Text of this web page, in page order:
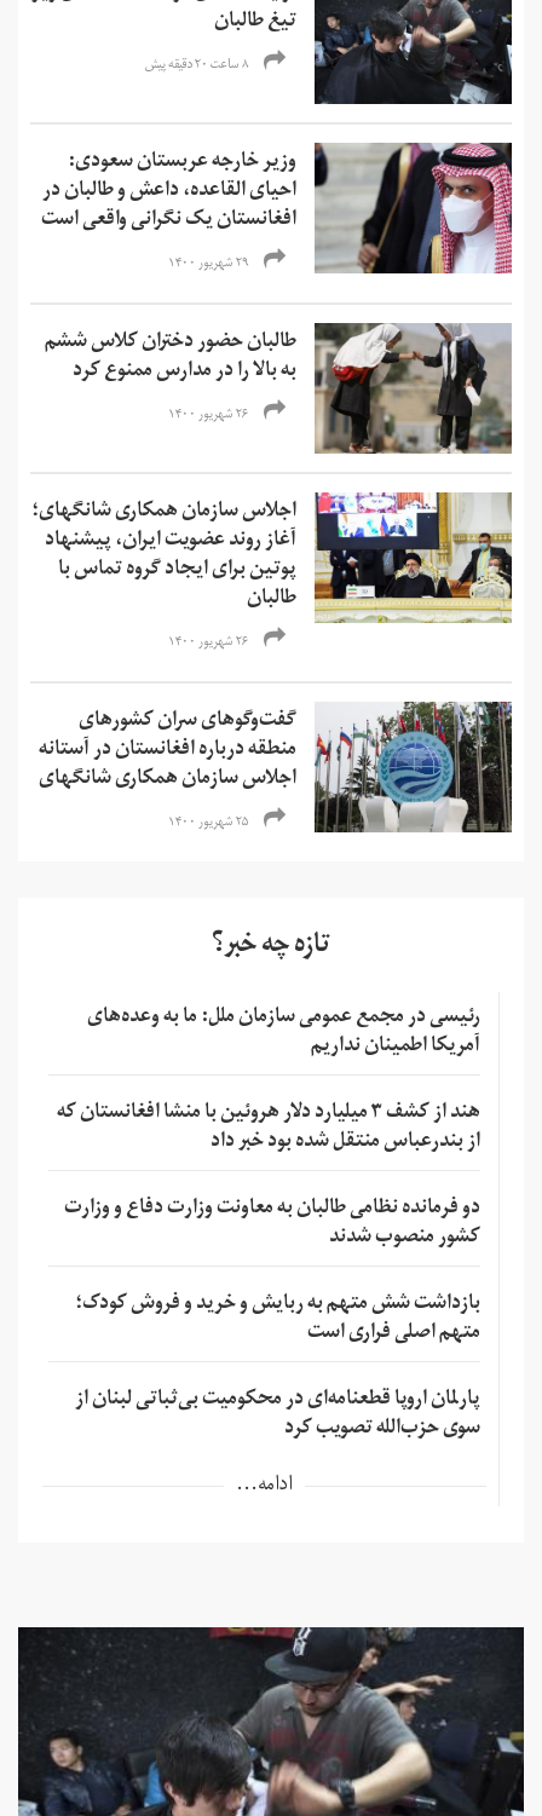
تیغ طالبان
۸ ساعت ۲۰ دقیقه پیش
وزیر خارجه عربستان سعودی:
احیای القاعده،‌ داعش و طالبان در
افغانستان یک نگرانی واقعی است
۲۹ شهریور ۱۴۰۰
طالبان حضور دختران کلاس ششم
به بالا را در مدارس ممنوع کرد
۲۶ شهریور ۱۴۰۰
اجلاس سازمان همکاری شانگهای؛
آغاز روند عضویت ایران، پیشنهاد
پوتین برای ایجاد گروه تماس با
طالبان
۲۶ شهریور ۱۴۰۰
گفت‌وگوهای سران کشورهای
منطقه درباره افغانستان در آستانه
اجلاس سازمان همکاری شانگهای
۲۵ شهریور ۱۴۰۰
تازه چه خبر؟
رئیسی در مجمع عمومی سازمان ملل: ما به وعده‌های
آمریکا اطمینان نداریم
هند از کشف ۳ میلیارد دلار هروئین با منشا افغانستان که
از بندرعباس منتقل شده بود خبر داد
دو فرمانده نظامی طالبان به معاونت وزارت دفاع و وزارت
کشور منصوب شدند
بازداشت شش متهم به ربایش و خرید و فروش کودک؛
متهم اصلی فراری است
پارلمان اروپا قطعنامه‌ای در محکومیت بی‌ثباتی لبنان از
سوی حزب‌الله تصویب کرد
ادامه...